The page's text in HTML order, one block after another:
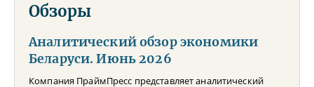
Обзоры
Аналитический обзор экономики
Беларуси. Июнь 2026
Компания ПраймПресс представляет аналитический